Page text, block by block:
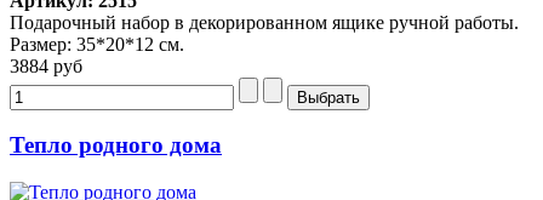
Подарочный набор в декорированном ящике ручной работы.
Размер: 35*20*12 см.
3884 руб
Тепло родного дома